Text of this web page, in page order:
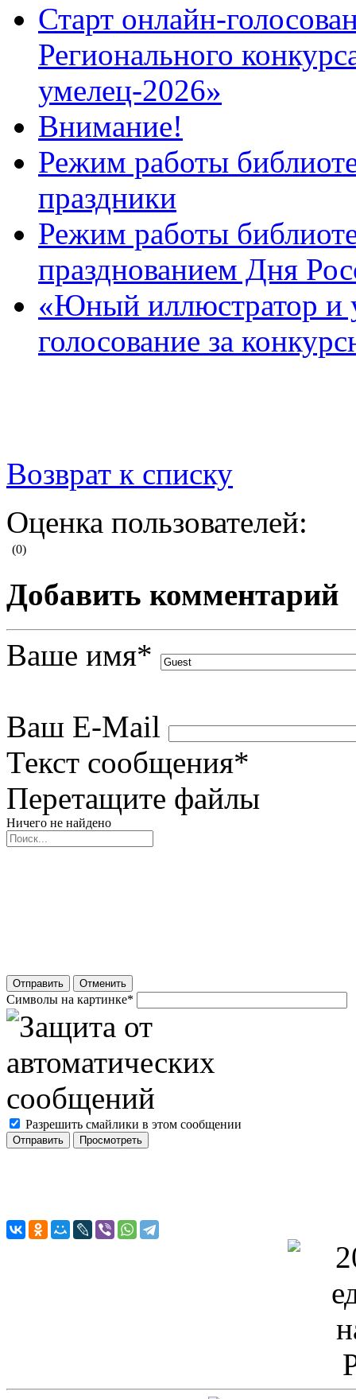
Старт онлайн-
Регионального
умелец-2026»
Внимание!
Режим работы
праздники
Режим работы
празднованием Дня
«Юный иллюстратор и
голосование за
Возврат к списку
Оценка пользователей:
(0)
Добавить комментарий
Ваше имя*
Ваш E-Mail
Текст сообщения*
Перетащите файлы
Ничего не найдено
Отправить Отменить
Символы на картинке*
Разрешить смайлики в этом сообщении